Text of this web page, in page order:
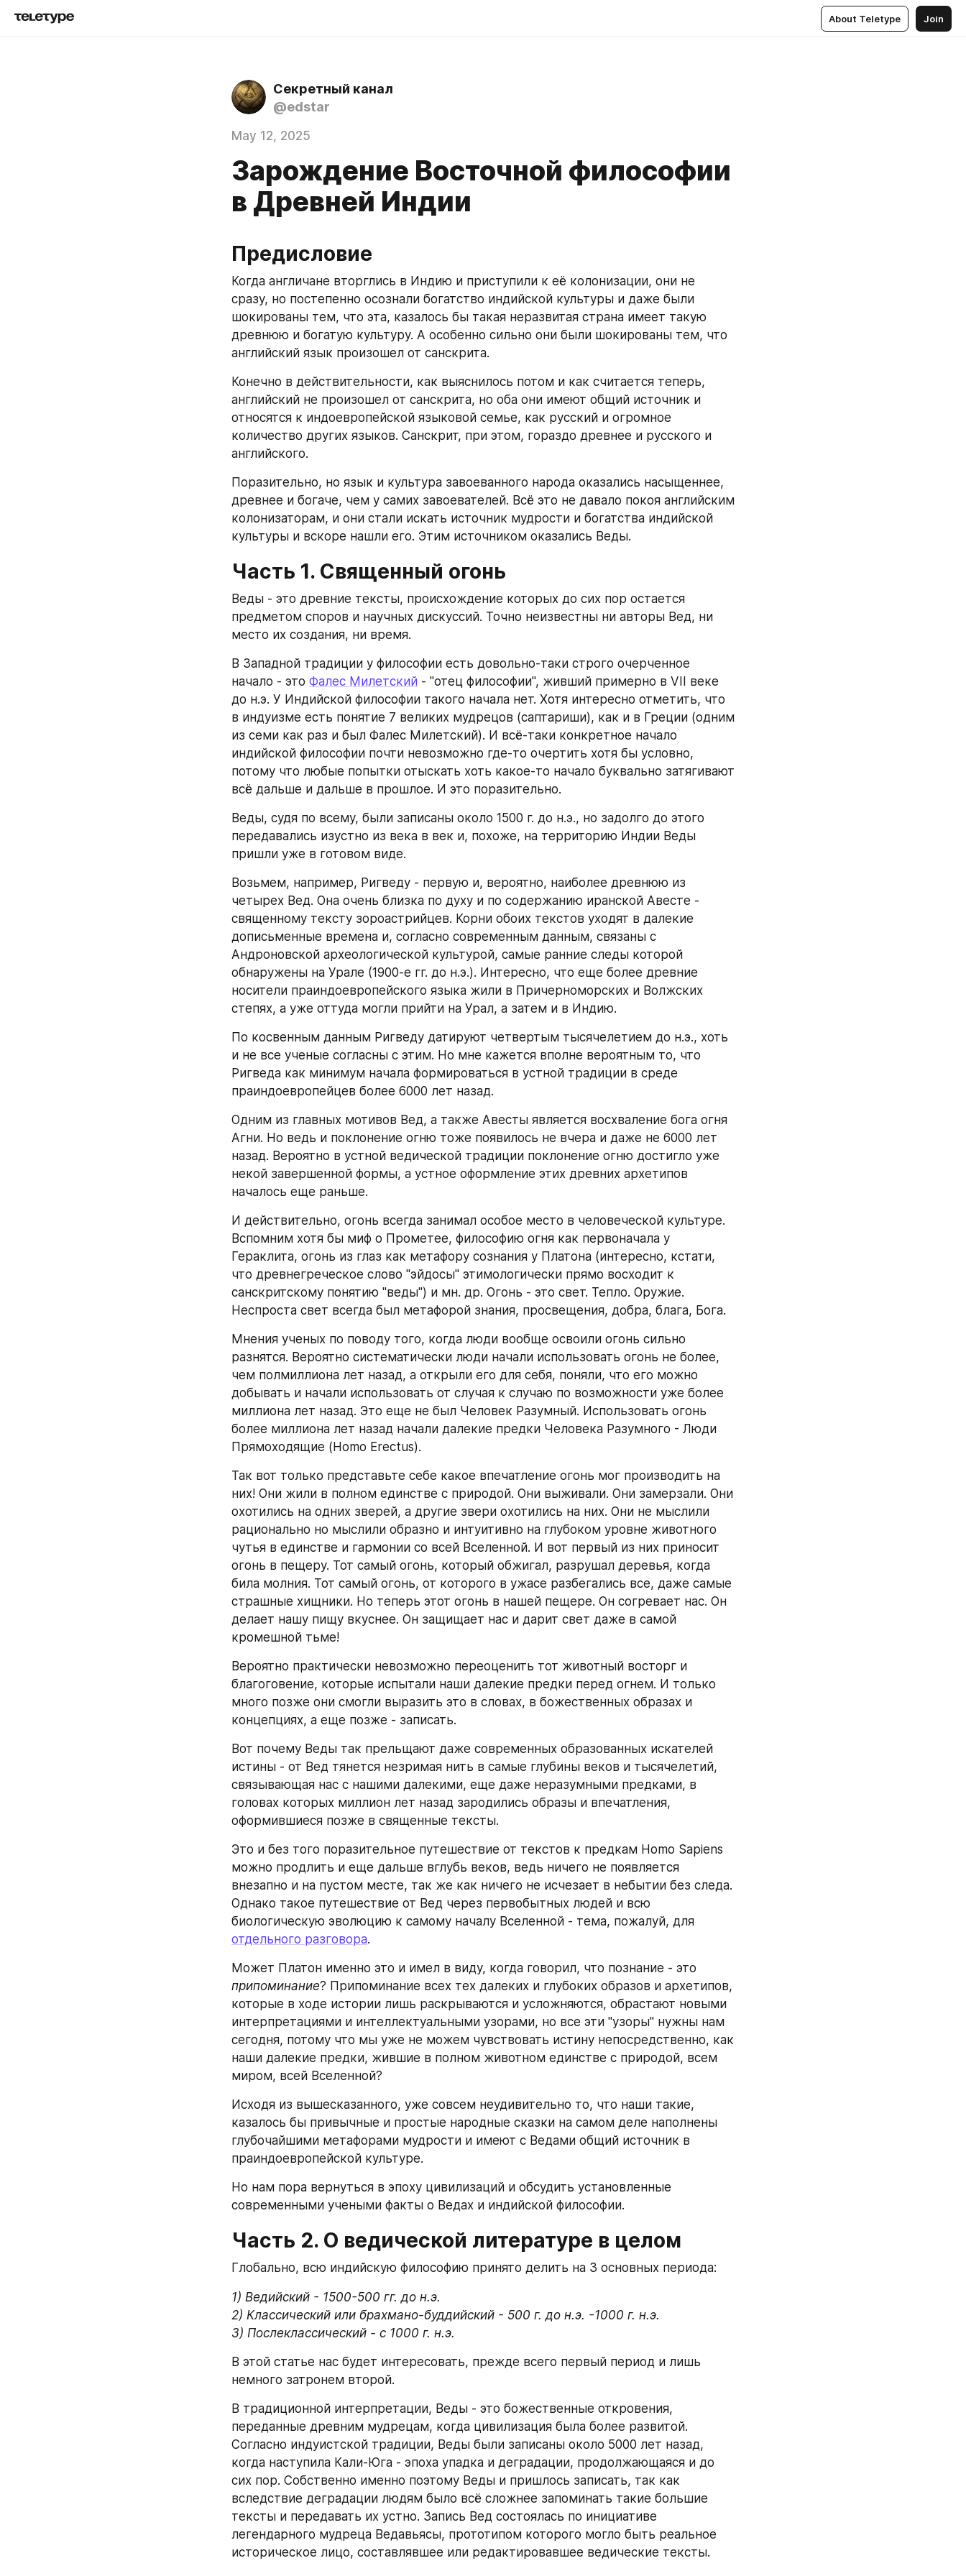
About Teletype Join
Секретный канал
@edstar
May 12, 2025
Зарождение Восточной философии
в Древней Индии
Предисловие
Когда англичане вторглись в Индию и приступили к её колонизации, они не
сразу, но постепенно осознали богатство индийской культуры и даже были
шокированы тем, что эта, казалось бы такая неразвитая страна имеет такую
древнюю и богатую культуру. А особенно сильно они были шокированы тем, что
английский язык произошел от санскрита.
Конечно в действительности, как выяснилось потом и как считается теперь,
английский не произошел от санскрита, но оба они имеют общий источник и
относятся к индоевропейской языковой семье, как русский и огромное
количество других языков. Санскрит, при этом, гораздо древнее и русского и
английского.
Поразительно, но язык и культура завоеванного народа оказались насыщеннее,
древнее и богаче, чем у самих завоевателей. Всё это не давало покоя английским
колонизаторам, и они стали искать источник мудрости и богатства индийской
культуры и вскоре нашли его. Этим источником оказались Веды.
Часть 1. Священный огонь
Веды - это древние тексты, происхождение которых до сих пор остается
предметом споров и научных дискуссий. Точно неизвестны ни авторы Вед, ни
место их создания, ни время.
В Западной традиции у философии есть довольно-таки строго очерченное
начало - это Фалес Милетский - "отец философии", живший примерно в VII веке
до н.э. У Индийской философии такого начала нет. Хотя интересно отметить, что
в индуизме есть понятие 7 великих мудрецов (саптариши), как и в Греции (одним
из семи как раз и был Фалес Милетский). И всё-таки конкретное начало
индийской философии почти невозможно где-то очертить хотя бы условно,
потому что любые попытки отыскать хоть какое-то начало буквально затягивают
всё дальше и дальше в прошлое. И это поразительно.
Веды, судя по всему, были записаны около 1500 г. до н.э., но задолго до этого
передавались изустно из века в век и, похоже, на территорию Индии Веды
пришли уже в готовом виде.
Возьмем, например, Ригведу - первую и, вероятно, наиболее древнюю из
четырех Вед. Она очень близка по духу и по содержанию иранской Авесте -
священному тексту зороастрийцев. Корни обоих текстов уходят в далекие
дописьменные времена и, согласно современным данным, связаны с
Андроновской археологической культурой, самые ранние следы которой
обнаружены на Урале (1900-е гг. до н.э.). Интересно, что еще более древние
носители праиндоевропейского языка жили в Причерноморских и Волжских
степях, а уже оттуда могли прийти на Урал, а затем и в Индию.
По косвенным данным Ригведу датируют четвертым тысячелетием до н.э., хоть
и не все ученые согласны с этим. Но мне кажется вполне вероятным то, что
Ригведа как минимум начала формироваться в устной традиции в среде
праиндоевропейцев более 6000 лет назад.
Одним из главных мотивов Вед, а также Авесты является восхваление бога огня
Агни. Но ведь и поклонение огню тоже появилось не вчера и даже не 6000 лет
назад. Вероятно в устной ведической традиции поклонение огню достигло уже
некой завершенной формы, а устное оформление этих древних архетипов
началось еще раньше.
И действительно, огонь всегда занимал особое место в человеческой культуре.
Вспомним хотя бы миф о Прометее, философию огня как первоначала у
Гераклита, огонь из глаз как метафору сознания у Платона (интересно, кстати,
что древнегреческое слово "эйдосы" этимологически прямо восходит к
санскритскому понятию "веды") и мн. др. Огонь - это свет. Тепло. Оружие.
Неспроста свет всегда был метафорой знания, просвещения, добра, блага, Бога.
Мнения ученых по поводу того, когда люди вообще освоили огонь сильно
разнятся. Вероятно систематически люди начали использовать огонь не более,
чем полмиллиона лет назад, а открыли его для себя, поняли, что его можно
добывать и начали использовать от случая к случаю по возможности уже более
миллиона лет назад. Это еще не был Человек Разумный. Использовать огонь
более миллиона лет назад начали далекие предки Человека Разумного - Люди
Прямоходящие (Homo Erectus).
Так вот только представьте себе какое впечатление огонь мог производить на
них! Они жили в полном единстве с природой. Они выживали. Они замерзали. Они
охотились на одних зверей, а другие звери охотились на них. Они не мыслили
рационально но мыслили образно и интуитивно на глубоком уровне животного
чутья в единстве и гармонии со всей Вселенной. И вот первый из них приносит
огонь в пещеру. Тот самый огонь, который обжигал, разрушал деревья, когда
била молния. Тот самый огонь, от которого в ужасе разбегались все, даже самые
страшные хищники. Но теперь этот огонь в нашей пещере. Он согревает нас. Он
делает нашу пищу вкуснее. Он защищает нас и дарит свет даже в самой
кромешной тьме!
Вероятно практически невозможно переоценить тот животный восторг и
благоговение, которые испытали наши далекие предки перед огнем. И только
много позже они смогли выразить это в словах, в божественных образах и
концепциях, а еще позже - записать.
Вот почему Веды так прельщают даже современных образованных искателей
истины - от Вед тянется незримая нить в самые глубины веков и тысячелетий,
связывающая нас с нашими далекими, еще даже неразумными предками, в
головах которых миллион лет назад зародились образы и впечатления,
оформившиеся позже в священные тексты.
Это и без того поразительное путешествие от текстов к предкам Homo Sapiens
можно продлить и еще дальше вглубь веков, ведь ничего не появляется
внезапно и на пустом месте, так же как ничего не исчезает в небытии без следа.
Однако такое путешествие от Вед через первобытных людей и всю
отдельного разговора.
припоминание? Припоминание всех тех далеких и глубоких образов и архетипов,
которые в ходе истории лишь раскрываются и усложняются, обрастают новыми
интерпретациями и интеллектуальными узорами, но все эти "узоры" нужны нам
сегодня, потому что мы уже не можем чувствовать истину непосредственно, как
наши далекие предки, жившие в полном животном единстве с природой, всем
миром, всей Вселенной?
Исходя из вышесказанного, уже совсем неудивительно то, что наши такие,
казалось бы привычные и простые народные сказки на самом деле наполнены
глубочайшими метафорами мудрости и имеют с Ведами общий источник в
праиндоевропейской культуре.
Но нам пора вернуться в эпоху цивилизаций и обсудить установленные
современными учеными факты о Ведах и индийской философии.
Часть 2. О ведической литературе в целом
Глобально, всю индийскую философию принято делить на 3 основных периода:
1) Ведийский - 1500-500 гг. до н.э.
2) Классический или брахмано-буддийский - 500 г. до н.э. -1000 г. н.э.
3) Послеклассический - с 1000 г. н.э.
В этой статье нас будет интересовать, прежде всего первый период и лишь
немного затронем второй.
В традиционной интерпретации, Веды - это божественные откровения,
переданные древним мудрецам, когда цивилизация была более развитой.
Согласно индуистской традиции, Веды были записаны около 5000 лет назад,
когда наступила Кали-Юга - эпоха упадка и деградации, продолжающаяся и до
сих пор. Собственно именно поэтому Веды и пришлось записать, так как
вследствие деградации людям было всё сложнее запоминать такие большие
тексты и передавать их устно. Запись Вед состоялась по инициативе
легендарного мудреца Ведавьясы, прототипом которого могло быть реальное
историческое лицо, составлявшее или редактировавшее ведические тексты.